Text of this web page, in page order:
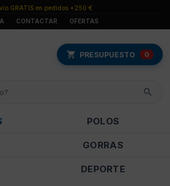
GRATIS en pedidos +250 €
CONTACTAR OFERTAS
PRESUPUESTO 0
POLOS
GORRAS
DEPORTE